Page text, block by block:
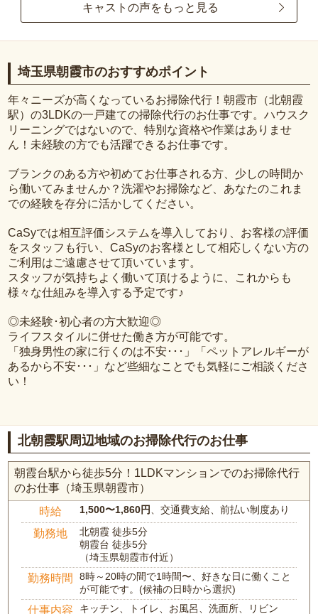
キャストの声をもっと見る
埼玉県朝霞市のおすすめポイント
年々ニーズが高くなっているお掃除代行！朝霞市（北朝霞
駅）の3LDKの一戸建ての掃除代行のお仕事です。ハウスク
リーニングではないので、特別な資格や作業はありませ
ん！未経験の方でも活躍できるお仕事です。
ブランクのある方や初めてお仕事される方、少しの時間か
ら働いてみませんか？洗濯やお掃除など、あなたのこれま
での経験を存分に活かしてください。
CaSyでは相互評価システムを導入しており、お客様の評価
をスタッフも行い、CaSyのお客様として相応しくない方の
ご利用はご遠慮させて頂いています。
スタッフが気持ちよく働いて頂けるように、これからも
様々な仕組みを導入する予定です♪
◎未経験･初心者の方大歓迎◎
ライフスタイルに併せた働き方が可能です。
「独身男性の家に行くのは不安･･･」「ペットアレルギーが
あるから不安･･･」など些細なことでも気軽にご相談くださ
い！
北朝霞駅周辺地域のお掃除代行のお仕事
朝霞台駅から徒歩5分！1LDKマンションでのお掃除代行
のお仕事（埼玉県朝霞市）
時給 1,500〜1,860円、交通費支給、前払い制度あり
勤務地
北朝霞 徒歩5分
朝霞台 徒歩5分
（埼玉県朝霞市付近）
勤務時間
8時～20時の間で1時間〜、好きな日に働くこと
が可能です。(候補の日時から選択)
仕事内容 キッチン、トイレ、お風呂、洗面所、リビン